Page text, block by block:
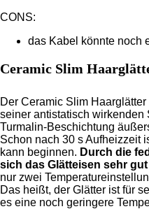
CONS:
das Kabel könnte noch
Ceramic Slim
Der Ceramic Slim
seiner antistatisch wirkenden
Turmalin-Beschichtung
Schon nach 30 s Aufheizzeit
kann beginnen. Durch die
sich das Glätteisen sehr
nur zwei
Das heißt, der Glätter ist für
es eine noch geringere